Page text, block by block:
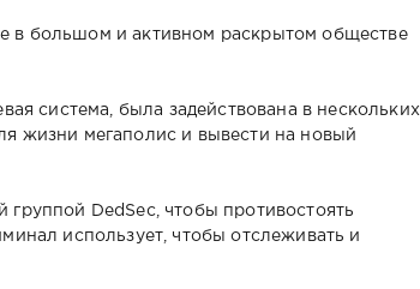
в большом и активном раскрытом обществе
система, была задействована в нескольких
жизни мегаполис и вывести на новый
группой DedSec, чтобы противостоять
использует, чтобы отслеживать и